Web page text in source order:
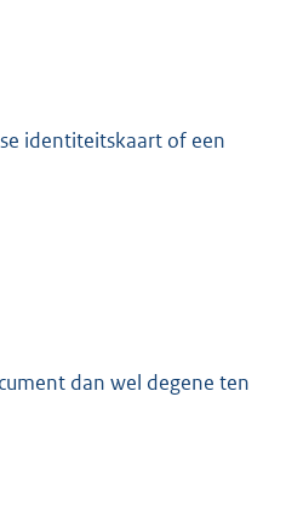
identiteitskaart of een
dan wel degene ten